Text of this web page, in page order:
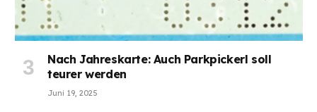
Nach Jahreskarte: Auch Parkpickerl soll
teurer werden
Juni 19, 2025